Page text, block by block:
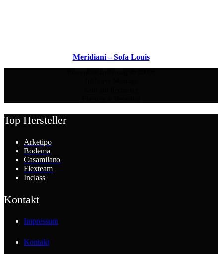
Meridiani – Sofa Louis
Top Hersteller
Arketipo
Bodema
Casamilano
Flexteam
Inclass
Kontakt
Impressum
Kontakt